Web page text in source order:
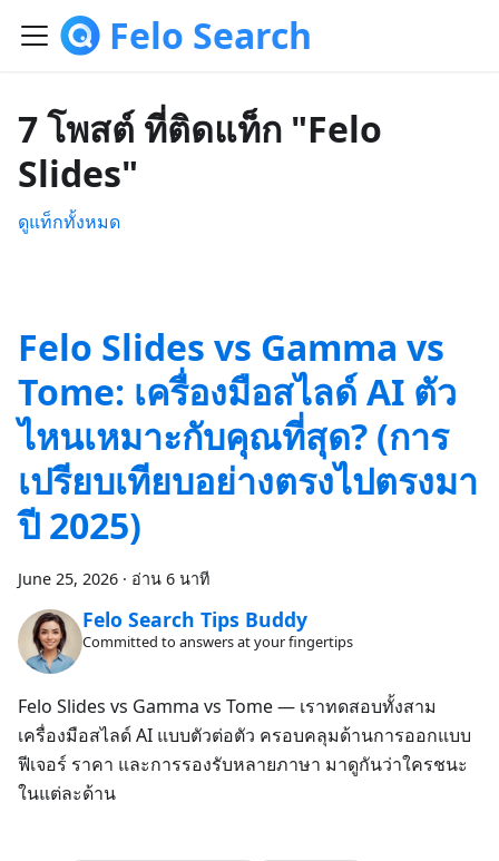
Felo Search
7 โพสต์ ที่ติดแท็ก "Felo
Slides"
ดูแท็กทั้งหมด
Felo Slides vs Gamma vs
Tome: เครื่องมือสไลด์ AI ตัว
ไหนเหมาะกับคุณที่สุด? (การ
เปรียบเทียบอย่างตรงไปตรงมา
ปี 2025)
June 25, 2026 · อ่าน 6 นาที
Felo Search Tips Buddy
Committed to answers at your fingertips
Felo Slides vs Gamma vs Tome — เราทดสอบทั้งสาม
เครื่องมือสไลด์ AI แบบตัวต่อตัว ครอบคลุมด้านการออกแบบ
ฟีเจอร์ ราคา และการรองรับหลายภาษา มาดูกันว่าใครชนะ
ในแต่ละด้าน